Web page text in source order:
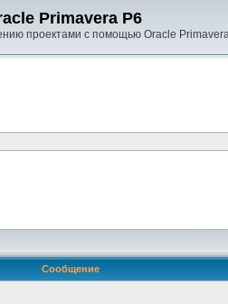
Primavera P6
проектами с помощью Oracle
Сообщение